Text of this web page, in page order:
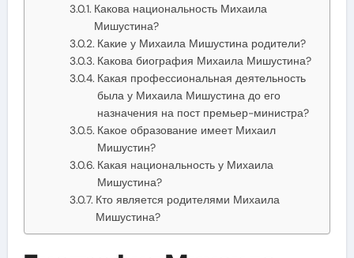
Какова национальность Михаила
Мишустина?
Какие у Михаила Мишустина родители?
Какова биография Михаила Мишустина?
Какая профессиональная деятельность
была у Михаила Мишустина до его
назначения на пост премьер-министра?
Какое образование имеет Михаил
Мишустин?
Какая национальность у Михаила
Мишустина?
Кто является родителями Михаила
Мишустина?